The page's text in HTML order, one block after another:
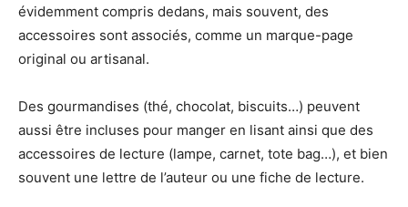
évidemment compris dedans, mais souvent, des
accessoires sont associés, comme un marque-page
original ou artisanal.
Des gourmandises (thé, chocolat, biscuits…) peuvent
aussi être incluses pour manger en lisant ainsi que des
accessoires de lecture (lampe, carnet, tote bag…), et bien
souvent une lettre de l’auteur ou une fiche de lecture.